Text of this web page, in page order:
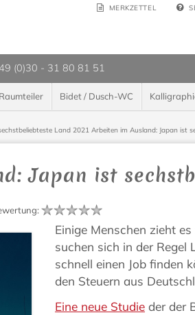
MERKZETTEL
(0)30 - 31 80 81 51
Raumteiler Bidet / Dusch-WC
Land 2021 Arbeiten im Ausland: Japan ist
Japan ist
:
Einige Menschen zieht
suchen sich in der Regel
schnell einen Job finden
den Steuern aus
Eine neue Studie der der